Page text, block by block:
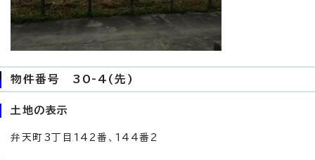
物件番号 30-4(先)
土地の表示
弁天町3丁目142番、144番2